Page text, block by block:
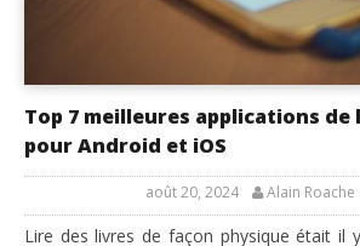
Top 7 meilleures applications de
pour Android et iOS
août 20, 2024 Alain Roache
Lire des livres de façon physique était il